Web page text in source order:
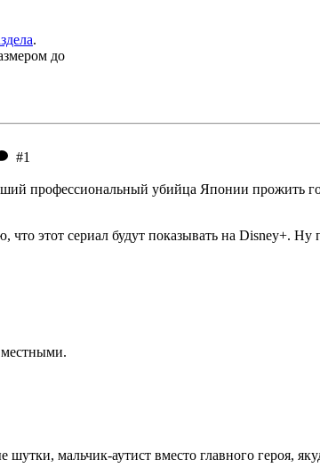
.
до
#1
профессиональный убийца Японии прожить
этот сериал будут показывать на Disney+. Ну
местными.
мальчик-аутист вместо главного героя,